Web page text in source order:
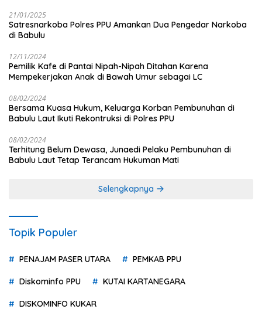
21/01/2025
Satresnarkoba Polres PPU Amankan Dua Pengedar Narkoba
di Babulu
12/11/2024
Pemilik Kafe di Pantai Nipah-Nipah Ditahan Karena
Mempekerjakan Anak di Bawah Umur sebagai LC
08/02/2024
Bersama Kuasa Hukum, Keluarga Korban Pembunuhan di
Babulu Laut Ikuti Rekontruksi di Polres PPU
08/02/2024
Terhitung Belum Dewasa, Junaedi Pelaku Pembunuhan di
Babulu Laut Tetap Terancam Hukuman Mati
Selengkapnya
Topik Populer
PENAJAM PASER UTARA PEMKAB PPU
Diskominfo PPU KUTAI KARTANEGARA
DISKOMINFO KUKAR